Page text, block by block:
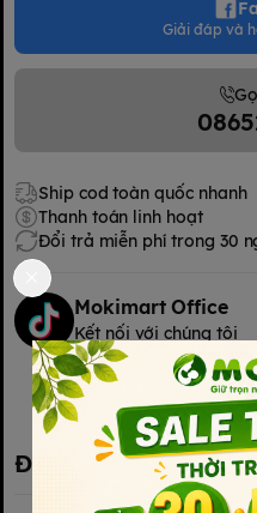
Giải đáp và
Ship cod toàn quốc nhanh
Thanh toán linh hoạt
Đổi trả miễn phí trong 30
Mokimart Office
Kết nối với chúng tôi
Kết nối với chúng
Đặc điểm nổi bật